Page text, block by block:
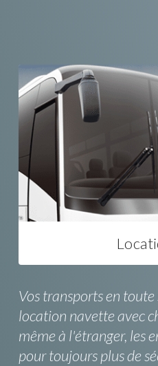
Vos transports en
location navette avec
même à l'étranger, les
pour toujours plus de